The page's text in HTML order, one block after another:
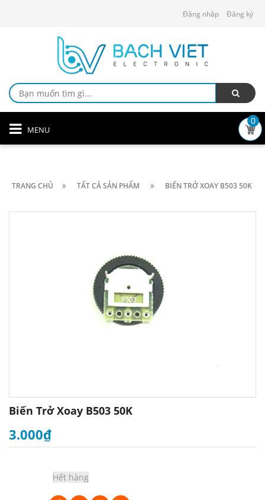
Đăng nhập Đăng ký
MENU
0
TRANG CHỦ TẤT CẢ SẢN PHẨM BIẾN TRỞ XOAY B503 50K
Biến Trở Xoay B503 50K
3.000₫
Hết hàng